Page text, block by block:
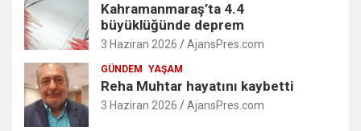
Kahramanmaraş’ta 4.4
büyüklüğünde deprem
3 Haziran 2026 AjansPres.com
GÜNDEM YAŞAM
Reha Muhtar hayatını kaybetti
3 Haziran 2026 AjansPres.com